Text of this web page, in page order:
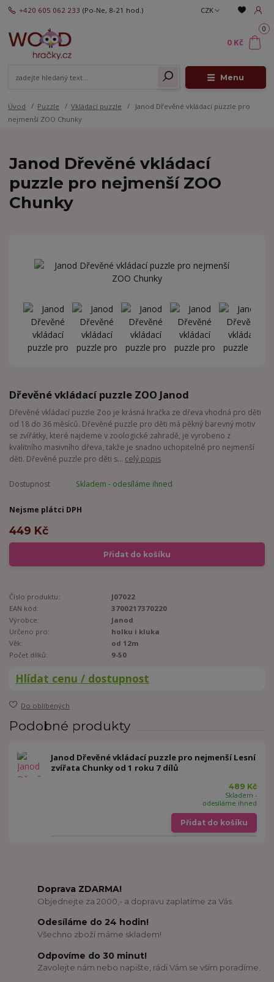
Menu
CZK
+420 605 062 233 (Po-Ne, 8-21 hod.)
0
0 Kč
Úvod Puzzle Vkládací puzzle
Janod Dřevěné vkládací puzzle pro
nejmenší ZOO Chunky
Janod Dřevěné vkládací
puzzle pro nejmenší ZOO
Chunky
Dřevěné vkládací puzzle ZOO Janod
Dřevěné vkládací puzzle Zoo je krásná hračka ze dřeva vhodná pro děti
od 18 do 36 měsíců. Dřevěné puzzle pro děti má pěkný barevný motiv
se zvířátky, které najdeme v zoologické zahradě, je vyrobeno z
kvalitního masivního dřeva, takže je snadno uchopitelné pro nejmenší
děti. Dřevěné puzzle pro děti s... celý popis
Dostupnost Skladem - odesíláme ihned
Nejsme plátci DPH
449 Kč
Přidat do košíku
Číslo produktu:
J07022
EAN kód:
3700217370220
Výrobce:
Janod
Určeno pro:
holku i kluka
Věk:
od 12m
Počet dílků:
9-50
Hlídat cenu / dostupnost
Do oblíbených
Podobné produkty
Janod Dřevěné vkládací puzzle pro nejmenší Lesní
zvířata Chunky od 1 roku 7 dílů
489 Kč
Skladem -
odesíláme ihned
Přidat do košíku
Doprava ZDARMA!
Objednejte za 2000,- a dopravu zaplatíme za Vás.
Odesíláme do 24 hodin!
Všechno zboží máme skladem!
Odpovíme do 30 minut!
Zavolejte nám nebo napište, rádi Vám se vším poradíme.